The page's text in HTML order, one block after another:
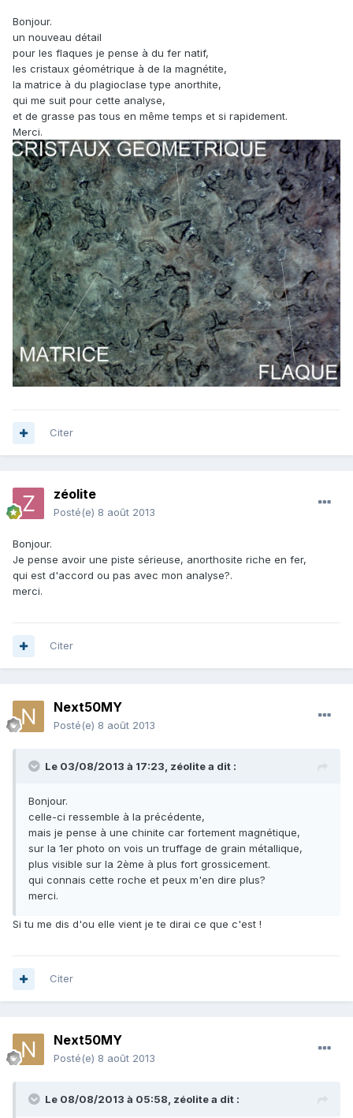
Bonjour.
un nouveau détail
pour les flaques je pense à du fer natif,
les cristaux géométrique à de la magnétite,
la matrice à du plagioclase type anorthite,
qui me suit pour cette analyse,
et de grasse pas tous en même temps et si rapidement.
Merci.
Citer
zéolite
Posté(e) 8 août 2013
Bonjour.
Je pense avoir une piste sérieuse, anorthosite riche en fer,
qui est d'accord ou pas avec mon analyse?.
merci.
Citer
Next50MY
Posté(e) 8 août 2013
Le 03/08/2013 à 17:23, zéolite a dit :
Bonjour.
celle-ci ressemble à la précédente,
mais je pense à une chinite car fortement magnétique,
sur la 1er photo on vois un truffage de grain métallique,
plus visible sur la 2ème à plus fort grossicement.
qui connais cette roche et peux m'en dire plus?
merci.
Si tu me dis d'ou elle vient je te dirai ce que c'est !
Citer
Next50MY
Posté(e) 8 août 2013
Le 08/08/2013 à 05:58, zéolite a dit :